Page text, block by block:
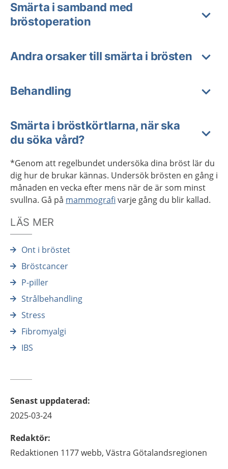
Smärta i samband med
bröstoperation
Andra orsaker till smärta i brösten
Behandling
Smärta i bröstkörtlarna, när ska
du söka vård?
*Genom att regelbundet undersöka dina bröst lär du
dig hur de brukar kännas. Undersök brösten en gång i
månaden en vecka efter mens när de är som minst
svullna. Gå på mammografi varje gång du blir kallad.
LÄS MER
Ont i bröstet
Bröstcancer
P-piller
Strålbehandling
Stress
Fibromyalgi
IBS
Senast uppdaterad:
2025-03-24
Redaktör:
Redaktionen 1177 webb, Västra Götalandsregionen